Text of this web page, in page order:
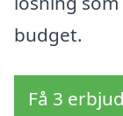
budget.
Få 3